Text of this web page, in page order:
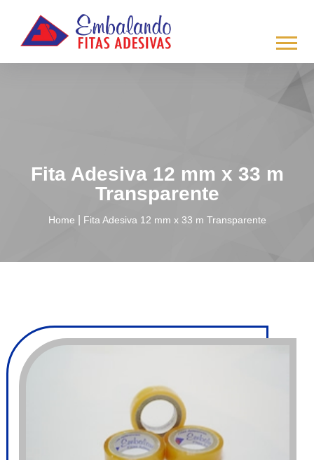
Fita Adesiva 12 mm x 33 m
Transparente
Home Fita Adesiva 12 mm x 33 m Transparente